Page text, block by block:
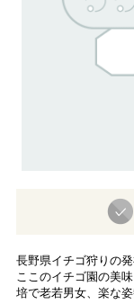
長野県イチゴ狩りの
ここのイチゴ園の美
培で老若男女、楽な